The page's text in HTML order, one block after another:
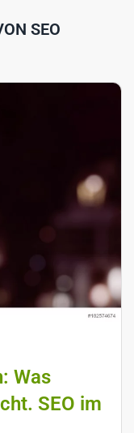
SEO
Was
SEO im